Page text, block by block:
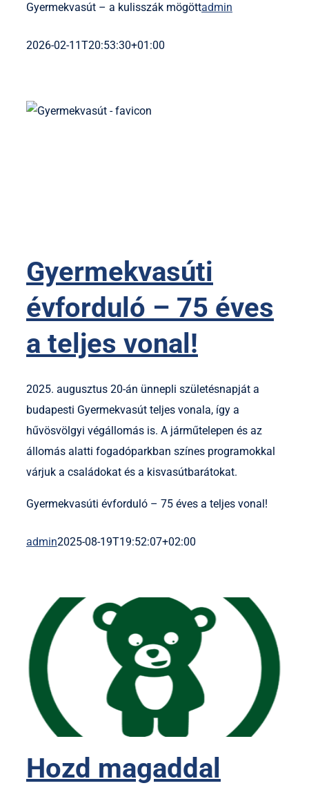
Gyermekvasút – a kulisszák mögöttadmin
2026-02-11T20:53:30+01:00
Gyermekvasúti
évforduló – 75 éves
a teljes vonal!
2025. augusztus 20-án ünnepli születésnapját a
budapesti Gyermekvasút teljes vonala, így a
hűvösvölgyi végállomás is. A járműtelepen és az
állomás alatti fogadóparkban színes programokkal
várjuk a családokat és a kisvasútbarátokat.
Gyermekvasúti évforduló – 75 éves a teljes vonal!
admin2025-08-19T19:52:07+02:00
Hozd magaddal